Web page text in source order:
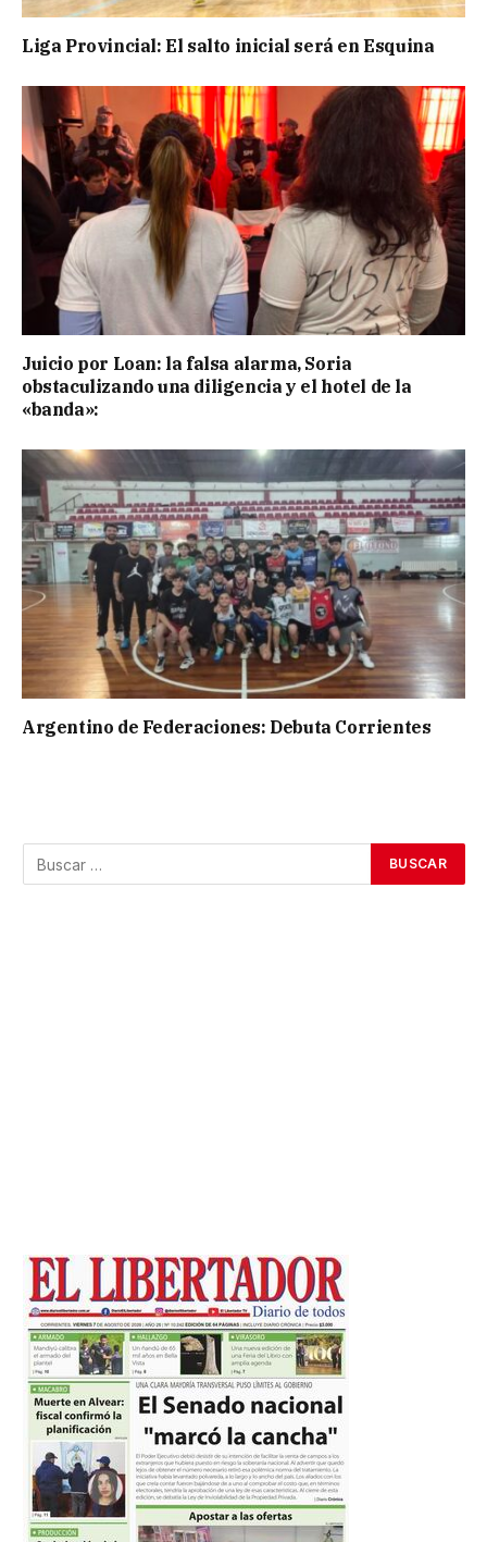
Liga Provincial: El salto inicial será en Esquina
Juicio por Loan: la falsa alarma, Soria
obstaculizando una diligencia y el hotel de la
«banda»:
Argentino de Federaciones: Debuta Corrientes